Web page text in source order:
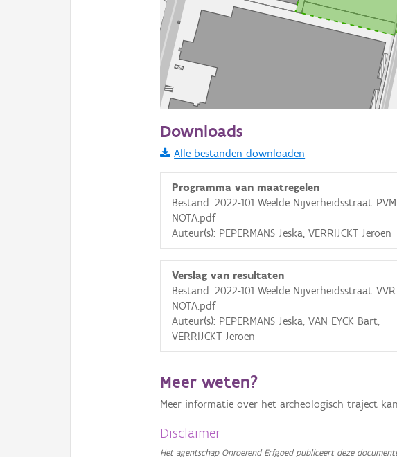
Informatie Vlaanderen
i
+
Basis Lagen
OSM-Basiskaart
Ortho
GRB-Basiskaart
Downloads
Alle bestanden downloaden
Programma van maatregelen
Bestand: 2022-101 Weelde Nijverheidsstraat_PVM
NOTA.pdf
Auteur(s): PEPERMANS Jeska, VERRIJCKT Jeroen
Verslag van resultaten
Bestand: 2022-101 Weelde Nijverheidsstraat_VVR
NOTA.pdf
Auteur(s): PEPERMANS Jeska, VAN EYCK Bart,
VERRIJCKT Jeroen
Meer weten?
Meer informatie over het archeologisch traject
Disclaimer
Het agentschap Onroerend Erfgoed publiceert deze